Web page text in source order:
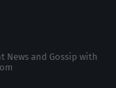
and Gossip with